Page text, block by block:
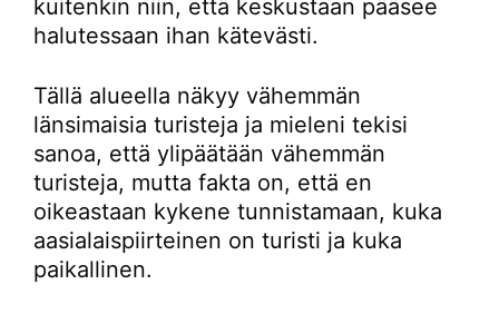
kuitenkin niin, että keskustaan pääsee
halutessaan ihan kätevästi.
Tällä alueella näkyy vähemmän
länsimaisia turisteja ja mieleni tekisi
sanoa, että ylipäätään vähemmän
turisteja, mutta fakta on, että en
oikeastaan kykene tunnistamaan, kuka
aasialaispiirteinen on turisti ja kuka
paikallinen.